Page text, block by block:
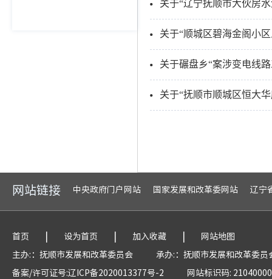
关于“辽宁抚顺市大伙房
关于“顺城区碧海金阁小
关于碾盘乡“案涉变电线
关于“抚顺市顺城区恒大
网站链接 中央政府门户网站 国家发展和改革委网站 辽宁
首页 | 设为首页 | 加入收藏 |
网站地图
主办:：抚顺市发展和改革委员会
承办:：抚顺市发展和改革委员
备案/许可证号:辽ICP备2020013377号-2
网站标识码: